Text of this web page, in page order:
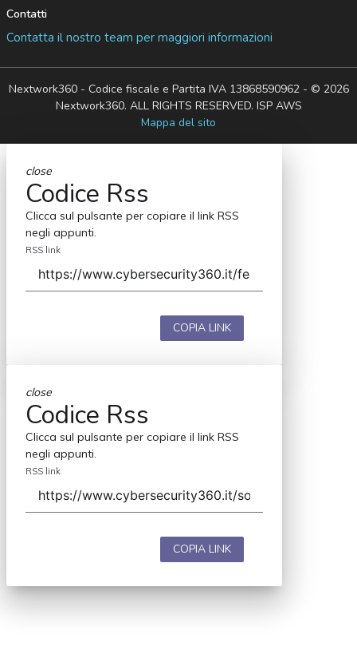
Contatti
Contatta il nostro team per maggiori informazioni
Nextwork360 - Codice fiscale e Partita IVA 13868590962 - © 2026
Nextwork360. ALL RIGHTS RESERVED. ISP AWS
Mappa del sito
close
Codice Rss
Clicca sul pulsante per copiare il link RSS
negli appunti.
RSS link
COPIA LINK
close
Codice Rss
Clicca sul pulsante per copiare il link RSS
negli appunti.
RSS link
COPIA LINK